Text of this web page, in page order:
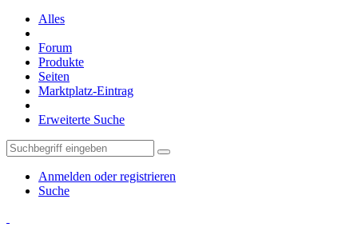
Alles
Forum
Produkte
Seiten
Marktplatz-Eintrag
Erweiterte Suche
Anmelden oder registrieren
Suche